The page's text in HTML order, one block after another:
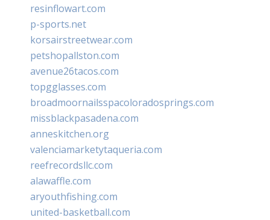
resinflowart.com
p-sports.net
korsairstreetwear.com
petshopallston.com
avenue26tacos.com
topgglasses.com
broadmoornailsspacoloradosprings.com
missblackpasadena.com
anneskitchen.org
valenciamarketytaqueria.com
reefrecordsllc.com
alawaffle.com
aryouthfishing.com
united-basketball.com